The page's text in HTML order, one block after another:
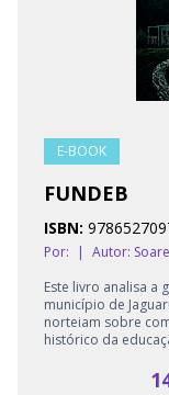
E-BOOK
FUNDEB
ISBN:
Por: | Autor:
Este livro analisa a
município de
norteiam sobre
histórico da